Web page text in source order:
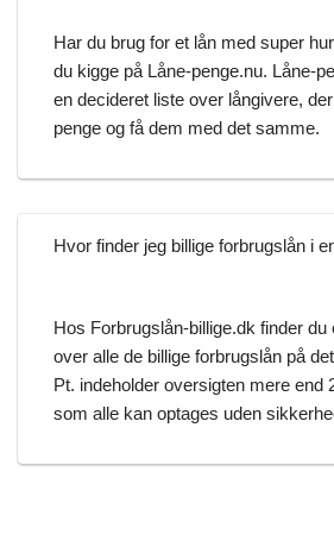
Har du brug for et lån med super
du kigge på Låne-penge.nu. Låne-
en decideret liste over långivere,
penge og få dem med det samme.
Hvor finder jeg billige forbrugslån i
Hos Forbrugslån-billige.dk finder du
over alle de billige forbrugslån på
Pt. indeholder oversigten mere end
som alle kan optages uden